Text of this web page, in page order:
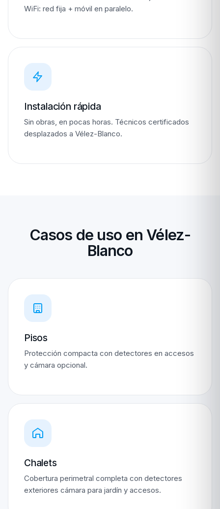
WiFi: red fija + móvil en paralelo.
Instalación rápida
Sin obras, en pocas horas. Técnicos certificados
desplazados a Vélez-Blanco.
Casos de uso en Vélez-
Blanco
Pisos
Protección compacta con detectores en accesos
y cámara opcional.
Chalets
Cobertura perimetral completa con detectores
exteriores cámara para jardín y accesos.